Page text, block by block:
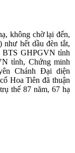
không chờ lại đến,
như hết dầu đèn tắt,
BTS GHPGVN tỉnh
tỉnh, Chứng minh
Chánh Đại diện
Hoa Tiên đã thuận
trụ thế 87 năm, 67 hạ